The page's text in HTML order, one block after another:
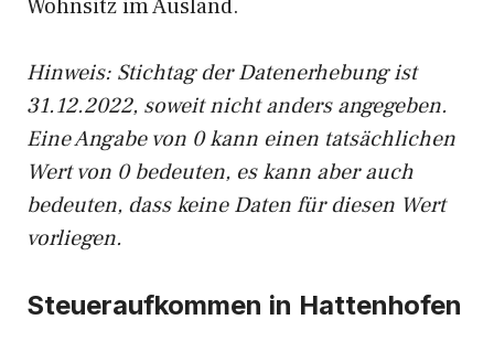
Wohnsitz im Ausland.
Hinweis: Stichtag der Datenerhebung ist
31.12.2022, soweit nicht anders angegeben.
Eine Angabe von 0 kann einen tatsächlichen
Wert von 0 bedeuten, es kann aber auch
bedeuten, dass keine Daten für diesen Wert
vorliegen.
Steueraufkommen in Hattenhofen